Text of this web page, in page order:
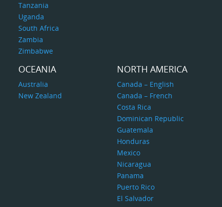
Tanzania
Uganda
South Africa
Zambia
Zimbabwe
OCEANIA
Australia
New Zealand
NORTH AMERICA
Canada – English
Canada – French
Costa Rica
Dominican Republic
Guatemala
Honduras
Mexico
Nicaragua
Panama
Puerto Rico
El Salvador